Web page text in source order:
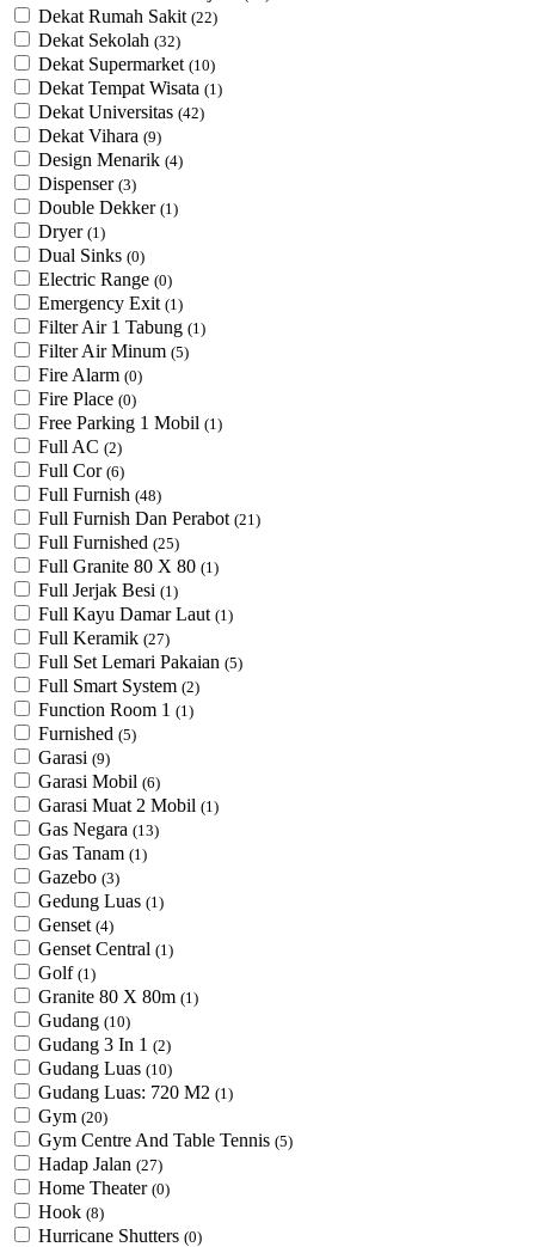
Dekat Rumah Sakit (22)
Dekat Sekolah (32)
Dekat Supermarket (10)
Dekat Tempat Wisata (1)
Dekat Universitas (42)
Dekat Vihara (9)
Design Menarik (4)
Dispenser (3)
Double Dekker (1)
Dryer (1)
Dual Sinks (0)
Electric Range (0)
Emergency Exit (1)
Filter Air 1 Tabung (1)
Filter Air Minum (5)
Fire Alarm (0)
Fire Place (0)
Free Parking 1 Mobil (1)
Full AC (2)
Full Cor (6)
Full Furnish (48)
Full Furnish Dan Perabot (21)
Full Furnished (25)
Full Granite 80 X 80 (1)
Full Jerjak Besi (1)
Full Kayu Damar Laut (1)
Full Keramik (27)
Full Set Lemari Pakaian (5)
Full Smart System (2)
Function Room 1 (1)
Furnished (5)
Garasi (9)
Garasi Mobil (6)
Garasi Muat 2 Mobil (1)
Gas Negara (13)
Gas Tanam (1)
Gazebo (3)
Gedung Luas (1)
Genset (4)
Genset Central (1)
Golf (1)
Granite 80 X 80m (1)
Gudang (10)
Gudang 3 In 1 (2)
Gudang Luas (10)
Gudang Luas: 720 M2 (1)
Gym (20)
Gym Centre And Table Tennis (5)
Hadap Jalan (27)
Home Theater (0)
Hook (8)
Hurricane Shutters (0)